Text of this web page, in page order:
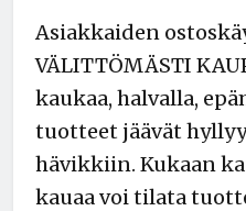
Asiakkaiden
VÄLITTÖMÄSTI
kaukaa, halvalla,
tuotteet jäävät
hävikkiin. Kukaan
kauaa voi tilata